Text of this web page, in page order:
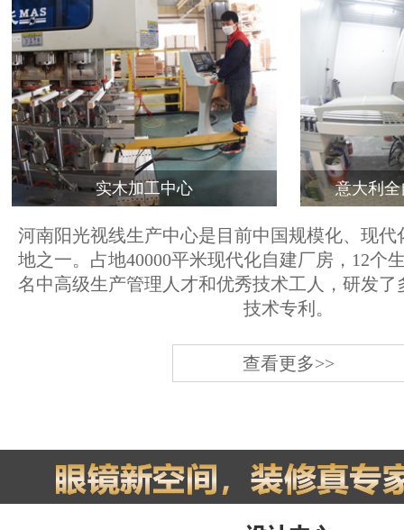
实木加工中心 意大利
河南阳光视线生产中心是目前中国规模化、现代
地之一。占地40000平米现代化自建厂房，12个
名中高级生产管理人才和优秀技术工人，研发了
技术专利。
查看更多>>